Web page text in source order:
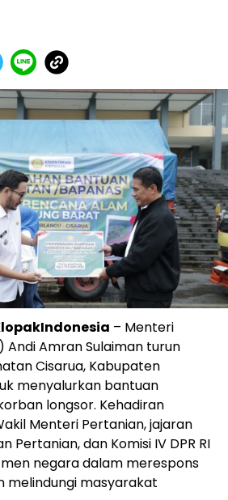
– Menteri
Amran Sulaiman turun
Cisarua, Kabupaten
menyalurkan bantuan
longsor. Kehadiran
Menteri Pertanian, jajaran
Pertanian, dan Komisi IV DPR RI
negara dalam merespons
melindungi masyarakat